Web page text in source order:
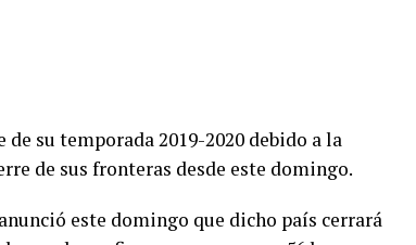
su temporada 2019-2020 debido a la
de sus fronteras desde este domingo.
este domingo que dicho país cerrará